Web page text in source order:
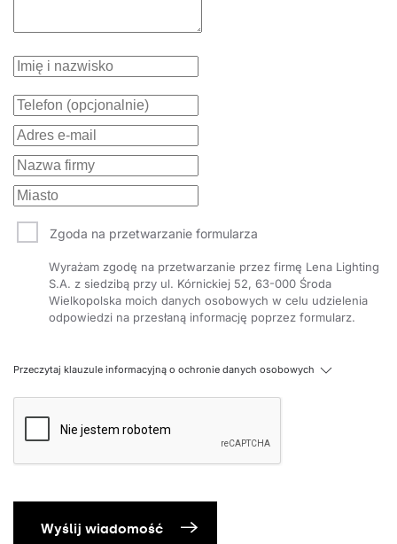
Zgoda na przetwarzanie formularza
Wyrażam zgodę na przetwarzanie przez firmę Lena Lighting
S.A. z siedzibą przy ul. Kórnickiej 52, 63-000 Środa
Wielkopolska moich danych osobowych w celu udzielenia
odpowiedzi na przesłaną informację poprzez formularz.
Przeczytaj klauzule informacyjną o ochronie danych osobowych
Wyślij wiadomość